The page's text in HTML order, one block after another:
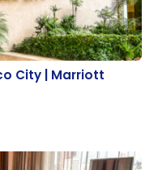
City | Marriott
City | Marriott